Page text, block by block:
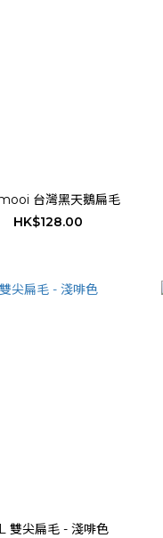
台灣黑天鵝扁毛
HK$128.00
雙尖扁毛 - 淺啡色